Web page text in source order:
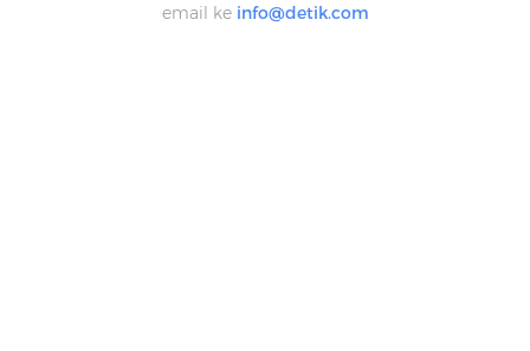
email ke info@detik.com